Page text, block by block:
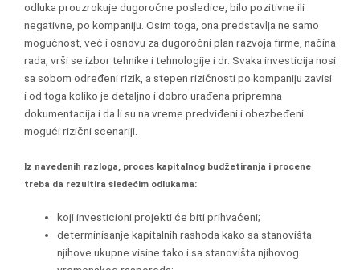
odluka prouzrokuje dugoročne posledice, bilo pozitivne ili
negativne, po kompaniju. Osim toga, ona predstavlja ne samo
mogućnost, već i osnovu za dugoročni plan razvoja firme, načina
rada, vrši se izbor tehnike i tehnologije i dr. Svaka investicija nosi
sa sobom određeni rizik, a stepen rizičnosti po kompaniju zavisi
i od toga koliko je detaljno i dobro urađena pripremna
dokumentacija i da li su na vreme predviđeni i obezbeđeni
mogući rizični scenariji.
Iz navedenih razloga, proces kapitalnog budžetiranja i procene
treba da rezultira sledećim odlukama:
koji investicioni projekti će biti prihvaćeni;
determinisanje kapitalnih rashoda kako sa stanovišta
njihove ukupne visine tako i sa stanovišta njihovog